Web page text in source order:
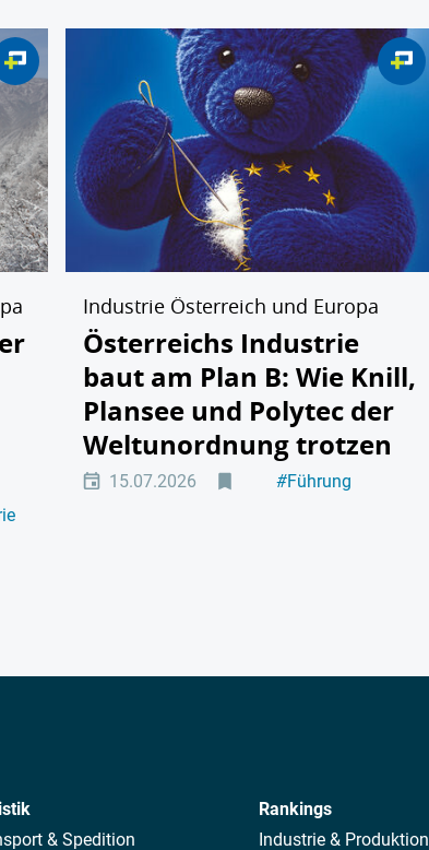
Industrie Österreich und Europa
Österreichs Industrie
baut am Plan B: Wie Knill,
Plansee und Polytec der
Weltunordnung trotzen
15.07.2026 #Führung
& Spedition
Rankings
Industrie & Produktion